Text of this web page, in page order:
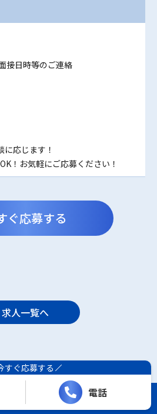
すぐ応募する
電話
接日時等のご連絡
応じます！
！お気軽にご応募ください！
ぐ応募する
求人一覧へ
レシーザ. All Rights Reserved.